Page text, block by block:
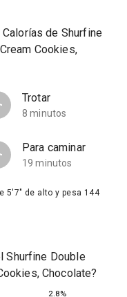
de Shurfine
Cookies,
Trotar
8 minutos
Para caminar
19 minutos
5'7" de alto y pesa 144
Shurfine Double
Chocolate?
2.8%